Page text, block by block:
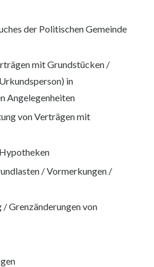
der Politischen Gemeinde
mit Grundstücken /
in
Angelegenheiten
von Verträgen mit
/ Vormerkungen /
/ Grenzänderungen von